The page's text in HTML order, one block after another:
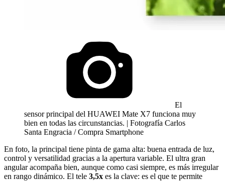
El
sensor principal del HUAWEI Mate X7 funciona muy
bien en todas las circunstancias. | Fotografía Carlos
Santa Engracia / Compra Smartphone
En foto, la principal tiene pinta de gama alta: buena entrada de luz,
control y versatilidad gracias a la apertura variable. El ultra gran
angular acompaña bien, aunque como casi siempre, es más irregular
en rango dinámico. El tele 3,5x es la clave: es el que te permite